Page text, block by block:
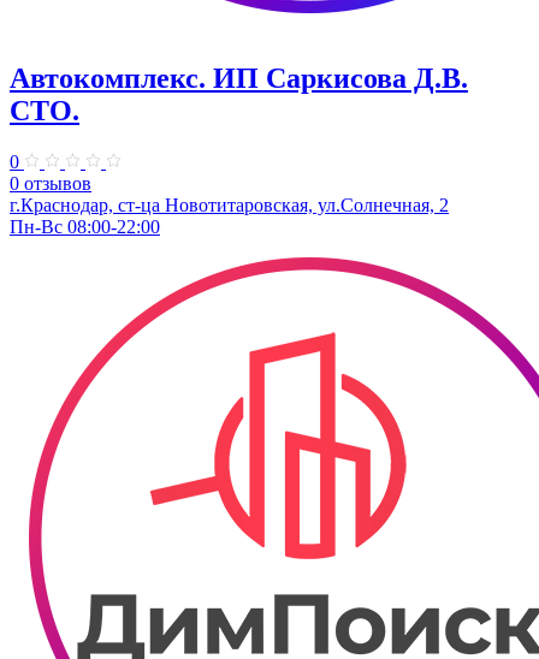
Автокомплекс. ИП Саркисова Д.В.
СТО.
0
0 отзывов
г.Краснодар, ст-ца Новотитаровская, ул.Солнечная, 2
Пн-Вс 08:00-22:00